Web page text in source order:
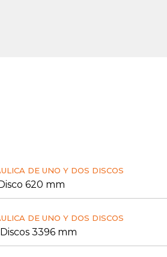
DE UNO Y DOS DISCOS
620 mm
DE UNO Y DOS DISCOS
3396 mm